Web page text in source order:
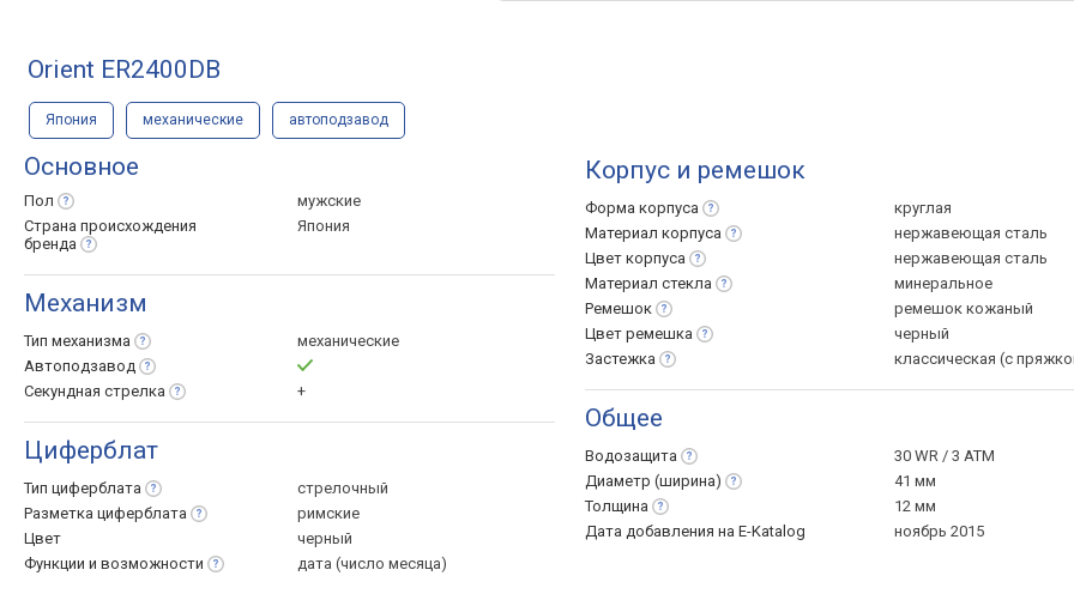
Orient ER2400DB
Япония механические автоподзавод
Основное
Пол
мужские
Страна происхождения
бренда
Япония
Механизм
Тип механизма
механические
Автоподзавод
Секундная стрелка +
Циферблат
Тип циферблата
стрелочный
Разметка циферблата
римские
Цвет
черный
Функции и возможности дата (число месяца)
Корпус и ремешок
Форма корпуса
круглая
Материал корпуса
нержавеющая сталь
Цвет корпуса
нержавеющая сталь
Материал стекла
минеральное
Ремешок
ремешок кожаный
Цвет ремешка
черный
Застежка
классическая (с
Общее
Водозащита
30 WR / 3 ATM
Диаметр (ширина)
41 мм
Толщина
12 мм
Дата добавления на E-Katalog
ноябрь 2015